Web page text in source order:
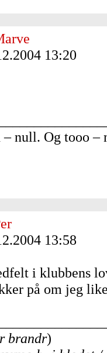
13:20
– null. Og tooo
13:58
i klubbens
på om jeg
brandr)